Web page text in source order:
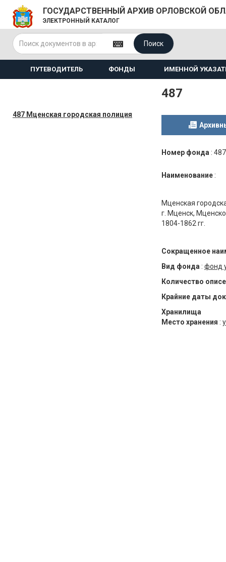
ГОСУДАРСТВЕННЫЙ АРХИВ ОРЛОВСКОЙ
ЭЛЕКТРОННЫЙ КАТАЛОГ
Поиск
ПУТЕВОДИТЕЛЬ ФОНДЫ ИМЕННОЙ
487 Мценская городская полиция
487
Номер фонда : 487
Наименование :
Мценская
г. Мценск,
1804-1862 гг.
Сокращенное
Вид фонда : фонд
Количество
Крайние даты
Хранилища
Место хранения :